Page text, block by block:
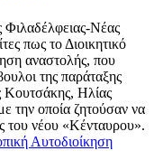
Νέας
πως το Διοικητικό
αναστολής, που
της παράταξης
Κουτσάκης, Ηλίας
την οποία ζητούσαν να
του νέου «Κένταυρου».
Αυτοδιοίκηση